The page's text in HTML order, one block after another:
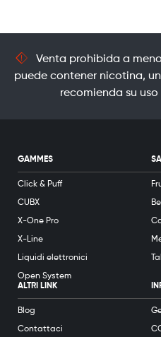
Venta prohibida a
puede contener nicotina,
recomienda su
GAMMES
Click & Puff
CUBX
X-One Pro
X-Line
Liquidi elettronici
Open System
ALTRI LINK
Blog
Contattaci